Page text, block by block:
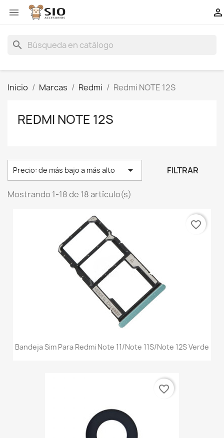
 
search
Inicio Marcas Redmi Redmi NOTE 12S
REDMI NOTE 12S
Precio: de más bajo a más alto  FILTRAR
Mostrando 1-18 de 18 artículo(s)
Bandeja Sim Para Redmi Note 11/Note 11S/Note 12S Verde
favorite_border
favorite_border